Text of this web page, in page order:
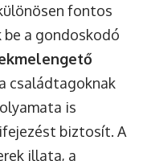
fontos
a gondoskodó
családtagoknak
is
biztosít. A
illata, a